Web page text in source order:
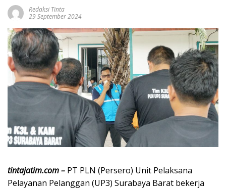
Redaksi Tinta
29 September 2024
tintajatim.com – PT PLN (Persero) Unit Pelaksana
Pelayanan Pelanggan (UP3) Surabaya Barat bekerja